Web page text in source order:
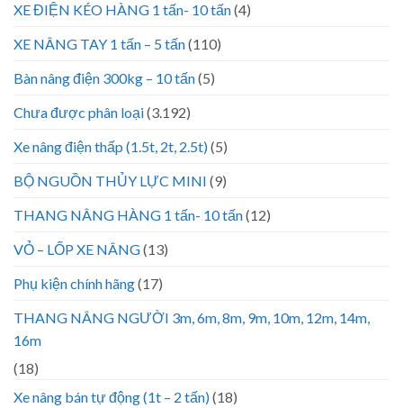
XE ĐIỆN KÉO HÀNG 1 tấn- 10 tấn(4)
XE NÂNG TAY 1 tấn – 5 tấn(110)
Bàn nâng điện 300kg – 10 tấn(5)
Chưa được phân loại(3.192)
Xe nâng điện thấp (1.5t, 2t, 2.5t)(5)
BỘ NGUỒN THỦY LỰC MINI (9)
THANG NÂNG HÀNG 1 tấn- 10 tấn(12)
VỎ – LỐP XE NÂNG(13)
Phụ kiện chính hãng(17)
THANG NÂNG NGƯỜI 3m, 6m, 8m, 9m, 10m, 12m, 14m,
16m
(18)
Xe nâng bán tự động (1t – 2 tấn)(18)